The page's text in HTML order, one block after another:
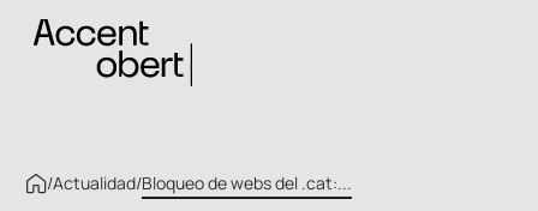
/Actualidad/Bloqueo de webs del .cat:...